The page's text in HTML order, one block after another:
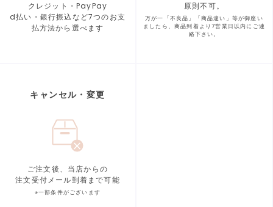
クレジット・PayPay
d払い・銀行振込など7つのお支
払方法から選べます
原則不可。
万が一「不良品」「商品違い」等が御座い
ましたら、商品到着より7営業日以内にご連
絡下さい。
キャンセル・変更
ご注文後、当店からの
注文受付メール到着まで可能
※一部条件がございます